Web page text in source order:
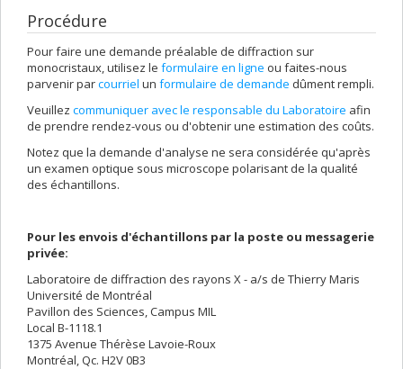
Procédure
Pour faire une demande préalable de diffraction sur
monocristaux, utilisez le formulaire en ligne ou faites-nous
parvenir parcourriel un formulaire de demande dûment rempli.
Veuillez communiquer avec le responsable du Laboratoire afin
de prendre rendez-vous ou d'obtenir une estimation des coûts.
Notez que la demande d'analyse ne sera considérée qu'après
un examen optique sous microscope polarisant de la qualité
des échantillons.
Pour les envois d'échantillons par la poste ou messagerie
privée:
Laboratoire de diffraction des rayons X - a/s de Thierry Maris
Université de Montréal
Pavillon des Sciences, Campus MIL
Local B-1118.1
1375 Avenue Thérèse Lavoie-Roux
Montréal, Qc. H2V 0B3